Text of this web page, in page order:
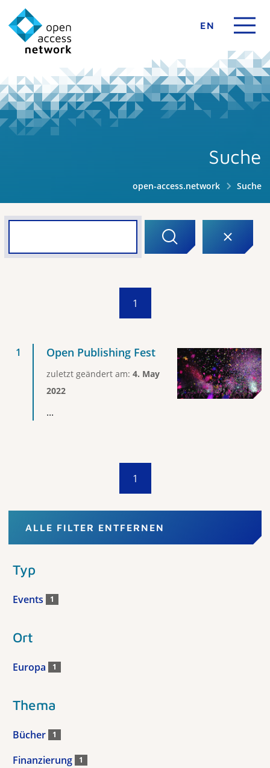
EN
Suche
open-access.network Suche
1
Open Publishing Fest
zuletzt geändert am: 4. May
2022
...
1
ALLE FILTER ENTFERNEN
Typ
Events 1
Ort
Europa 1
Thema
Bücher 1
Finanzierung 1